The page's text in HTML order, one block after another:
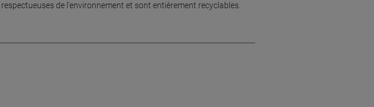
de l'environnement et sont entièrement recyclables.